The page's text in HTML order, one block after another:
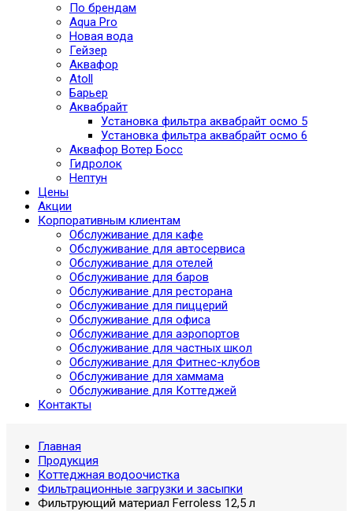
По брендам
Aqua Pro
Новая вода
Гейзер
Аквафор
Atoll
Барьер
Аквабрайт
Установка фильтра аквабрайт осмо 5
Установка фильтра аквабрайт осмо 6
Аквафор Вотер Босс
Гидролок
Нептун
Цены
Акции
Корпоративным клиентам
Обслуживание для кафе
Обслуживание для автосервиса
Обслуживание для отелей
Обслуживание для баров
Обслуживание для ресторана
Обслуживание для пиццерий
Обслуживание для офиса
Обслуживание для аэропортов
Обслуживание для частных школ
Обслуживание для Фитнес-клубов
Обслуживание для хаммама
Обслуживание для Коттеджей
Контакты
Главная
Продукция
Коттеджная водоочистка
Фильтрационные загрузки и засыпки
Фильтрующий материал Ferroless 12,5 л